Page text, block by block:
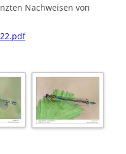
Nachweisen von